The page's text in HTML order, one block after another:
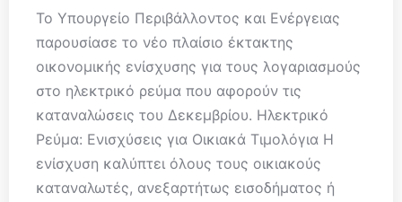
Το Υπουργείο Περιβάλλοντος και Ενέργειας
παρουσίασε το νέο πλαίσιο έκτακτης
οικονομικής ενίσχυσης για τους λογαριασμούς
στο ηλεκτρικό ρεύμα που αφορούν τις
καταναλώσεις του Δεκεμβρίου. Ηλεκτρικό
Ρεύμα: Ενισχύσεις για Οικιακά Τιμολόγια Η
ενίσχυση καλύπτει όλους τους οικιακούς
καταναλωτές, ανεξαρτήτως εισοδήματος ή